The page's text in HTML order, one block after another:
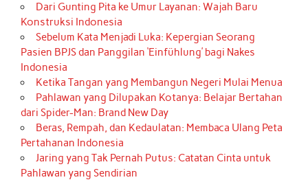
Dari Gunting Pita ke Umur Layanan: Wajah Baru
Konstruksi Indonesia
Sebelum Kata Menjadi Luka: Kepergian Seorang
Pasien BPJS dan Panggilan ‘Einfühlung’ bagi Nakes
Indonesia
Ketika Tangan yang Membangun Negeri Mulai Menua
Pahlawan yang Dilupakan Kotanya: Belajar Bertahan
dari Spider-Man: Brand New Day
Beras, Rempah, dan Kedaulatan: Membaca Ulang Peta
Pertahanan Indonesia
Jaring yang Tak Pernah Putus: Catatan Cinta untuk
Pahlawan yang Sendirian